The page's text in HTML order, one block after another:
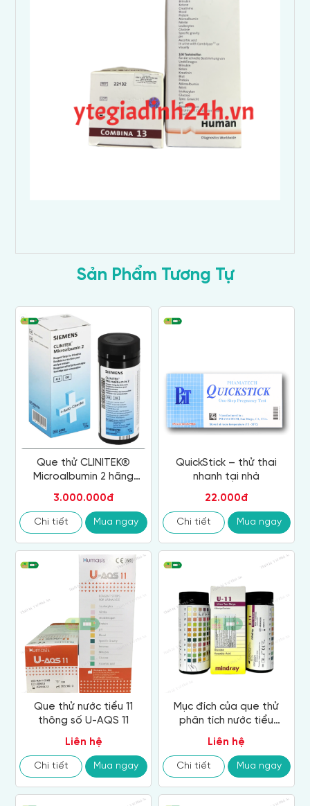
Sản Phẩm Tương Tự
Que thử CLINITEK®
Microalbumin 2 hãng
Siemens (Siemens Clinitek
Microalbumin 2 Reagent
Strips)
3.000.000đ
Chi tiết Mua ngay
QuickStick – thử thai
nhanh tại nhà
22.000đ
Chi tiết Mua ngay
Que thử nước tiểu 11
thông số U-AQS 11
Liên hệ
Chi tiết Mua ngay
Mục đích của que thử
phân tích nước tiểu
Mindray U-11
Liên hệ
Chi tiết Mua ngay